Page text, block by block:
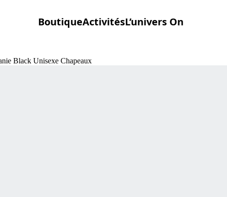
BoutiqueActivitésL’univers On
Black Unisexe Chapeaux